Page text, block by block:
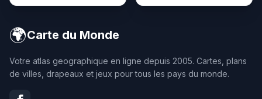
🌍Carte du Monde
Votre atlas geographique en ligne depuis 2005. Cartes, plans
de villes, drapeaux et jeux pour tous les pays du monde.